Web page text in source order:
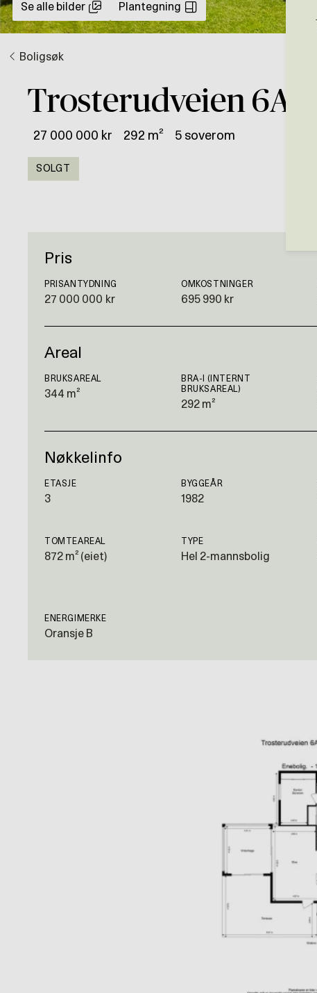
Se alle bilder Plantegning
Boligsøk
Trosterudveien 6A
27 000 000 kr 292 m² 5 soverom
SOLGT
Pris
PRISANTYDNING
27 000 000 kr
OMKOSTNINGER
695 990 kr
Areal
BRUKSAREAL
344 m²
BRA-I (INTERNT
BRUKSAREAL)
292 m²
Nøkkelinfo
ETASJE
3
BYGGEÅR
1982
TOMTEAREAL
872 m² (eiet)
TYPE
Hel 2-mannsbolig
ENERGIMERKE
Oransje B